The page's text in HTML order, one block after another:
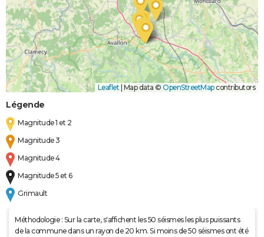
Leaflet Map data © OpenStreetMapcontributors
Légende
Magnitude 1 et 2
Magnitude 3
Magnitude 4
Magnitude 5 et 6
Grimault
Méthodologie : Sur la carte, s'affichent les 50 séismes les plus puissants
de la commune dans un rayon de 20 km. Si moins de 50 séismes ont été